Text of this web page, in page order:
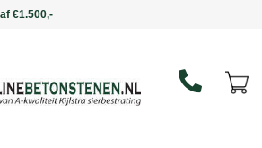
Binnen 5 werkdagen in huis